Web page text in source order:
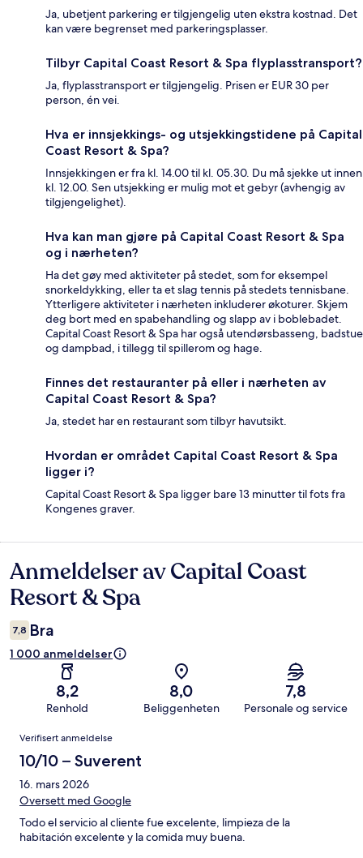
Ja, ubetjent parkering er tilgjengelig uten ekstra kostnad. Det
kan være begrenset med parkeringsplasser.
Tilbyr Capital Coast Resort & Spa flyplasstransport?
Ja, flyplasstransport er tilgjengelig. Prisen er EUR 30 per
person, én vei.
Hva er innsjekkings- og utsjekkingstidene på Capital
Coast Resort & Spa?
Innsjekkingen er fra kl. 14.00 til kl. 05.30. Du må sjekke ut innen
kl. 12.00. Sen utsjekking er mulig mot et gebyr (avhengig av
tilgjengelighet).
Hva kan man gjøre på Capital Coast Resort & Spa
og i nærheten?
Ha det gøy med aktiviteter på stedet, som for eksempel
snorkeldykking, eller ta et slag tennis på stedets tennisbane.
Ytterligere aktiviteter i nærheten inkluderer økoturer. Skjem
deg bort med en spabehandling og slapp av i boblebadet.
Capital Coast Resort & Spa har også utendørsbasseng, badstue
og dampbad, i tillegg til spillerom og hage.
Finnes det restauranter på eller i nærheten av
Capital Coast Resort & Spa?
Ja, stedet har en restaurant som tilbyr havutsikt.
Hvordan er området Capital Coast Resort & Spa
ligger i?
Capital Coast Resort & Spa ligger bare 13 minutter til fots fra
Kongenes graver.
Anmeldelser
Anmeldelser av Capital Coast
Resort & Spa
7,8 Bra
1 000 anmeldelser
8,2
Renhold
8,0
Beliggenheten
7,8
Personale og service
Anmeldelser
Verifisert anmeldelse
10/10 – Suverent
16. mars 2026
Oversett med Google
Todo el servicio al cliente fue excelente, limpieza de la
habitación excelente y la comida muy buena.